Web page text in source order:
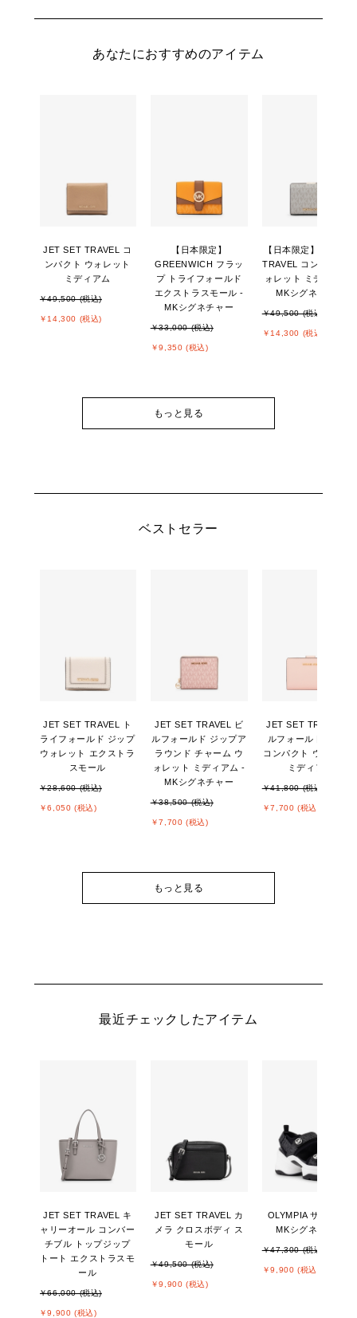
あなたにおすすめのアイテム
JET SET TRAVEL コ
ンパクト ウォレット
ミディアム
￥49,500 (税込)
￥14,300 (税込)
【日本限定】
GREENWICH フラッ
プ トライフォールド
エクストラスモール -
MKシグネチャー
￥33,000 (税込)
￥9,350 (税込)
【日本限定】JET SET
TRAVEL コンパクト
ォレット ミディアム -
MKシグネチャー
￥49,500 (税込)
￥14,300 (税込)
もっと見る
ベストセラー
JET SET TRAVEL ト
ライフォールド ジップ
ウォレット エクストラ
スモール
￥28,600 (税込)
￥6,050 (税込)
JET SET TRAVEL ビ
ルフォールド ジップア
ラウンド チャーム ウ
ォレット ミディアム -
MKシグネチャー
￥38,500 (税込)
￥7,700 (税込)
JET SET TRAVEL ビ
ルフォールド ジップ
コンパクト ウォレッ
ミディアム
￥41,800 (税込)
￥7,700 (税込)
もっと見る
最近チェックしたアイテム
JET SET TRAVEL キ
ャリーオール コンバー
チブル トップジップ
トート エクストラスモ
ール
￥66,000 (税込)
￥9,900 (税込)
JET SET TRAVEL カ
メラ クロスボディ ス
モール
￥49,500 (税込)
￥9,900 (税込)
OLYMPIA サンダル -
MKシグネチャー
￥47,300 (税込)
￥9,900 (税込)